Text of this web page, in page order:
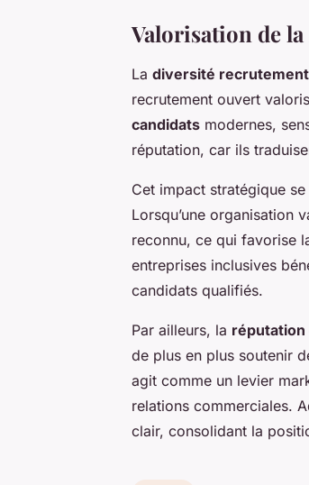
Valorisation de
La diversité recrutement
recrutement ouvert
candidats modernes,
réputation, car ils
Cet impact stratégique
Lorsqu’une organisation
reconnu, ce qui favorise
entreprises inclusives
candidats qualifiés.
Par ailleurs, la
de plus en plus soutenir
agit comme un levier
relations commerciales.
clair, consolidant la